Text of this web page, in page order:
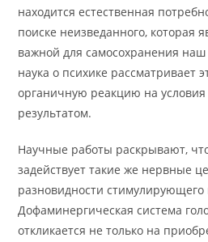
находится естественная
поиске неизведанного, которая
важной для самосохранения наш
наука о психике рассматривает
органичную реакцию на
результатом.
Научные работы раскрывают,
задействует такие же нервные
разновидности стимулирующего
Дофаминергическая система
откликается не только на